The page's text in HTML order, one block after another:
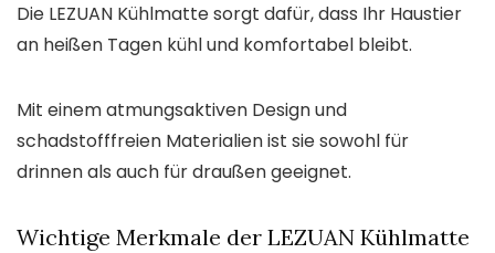
Die LEZUAN Kühlmatte sorgt dafür, dass Ihr Haustier
an heißen Tagen kühl und komfortabel bleibt.
Mit einem atmungsaktiven Design und
schadstofffreien Materialien ist sie sowohl für
drinnen als auch für draußen geeignet.
Wichtige Merkmale der LEZUAN Kühlmatte